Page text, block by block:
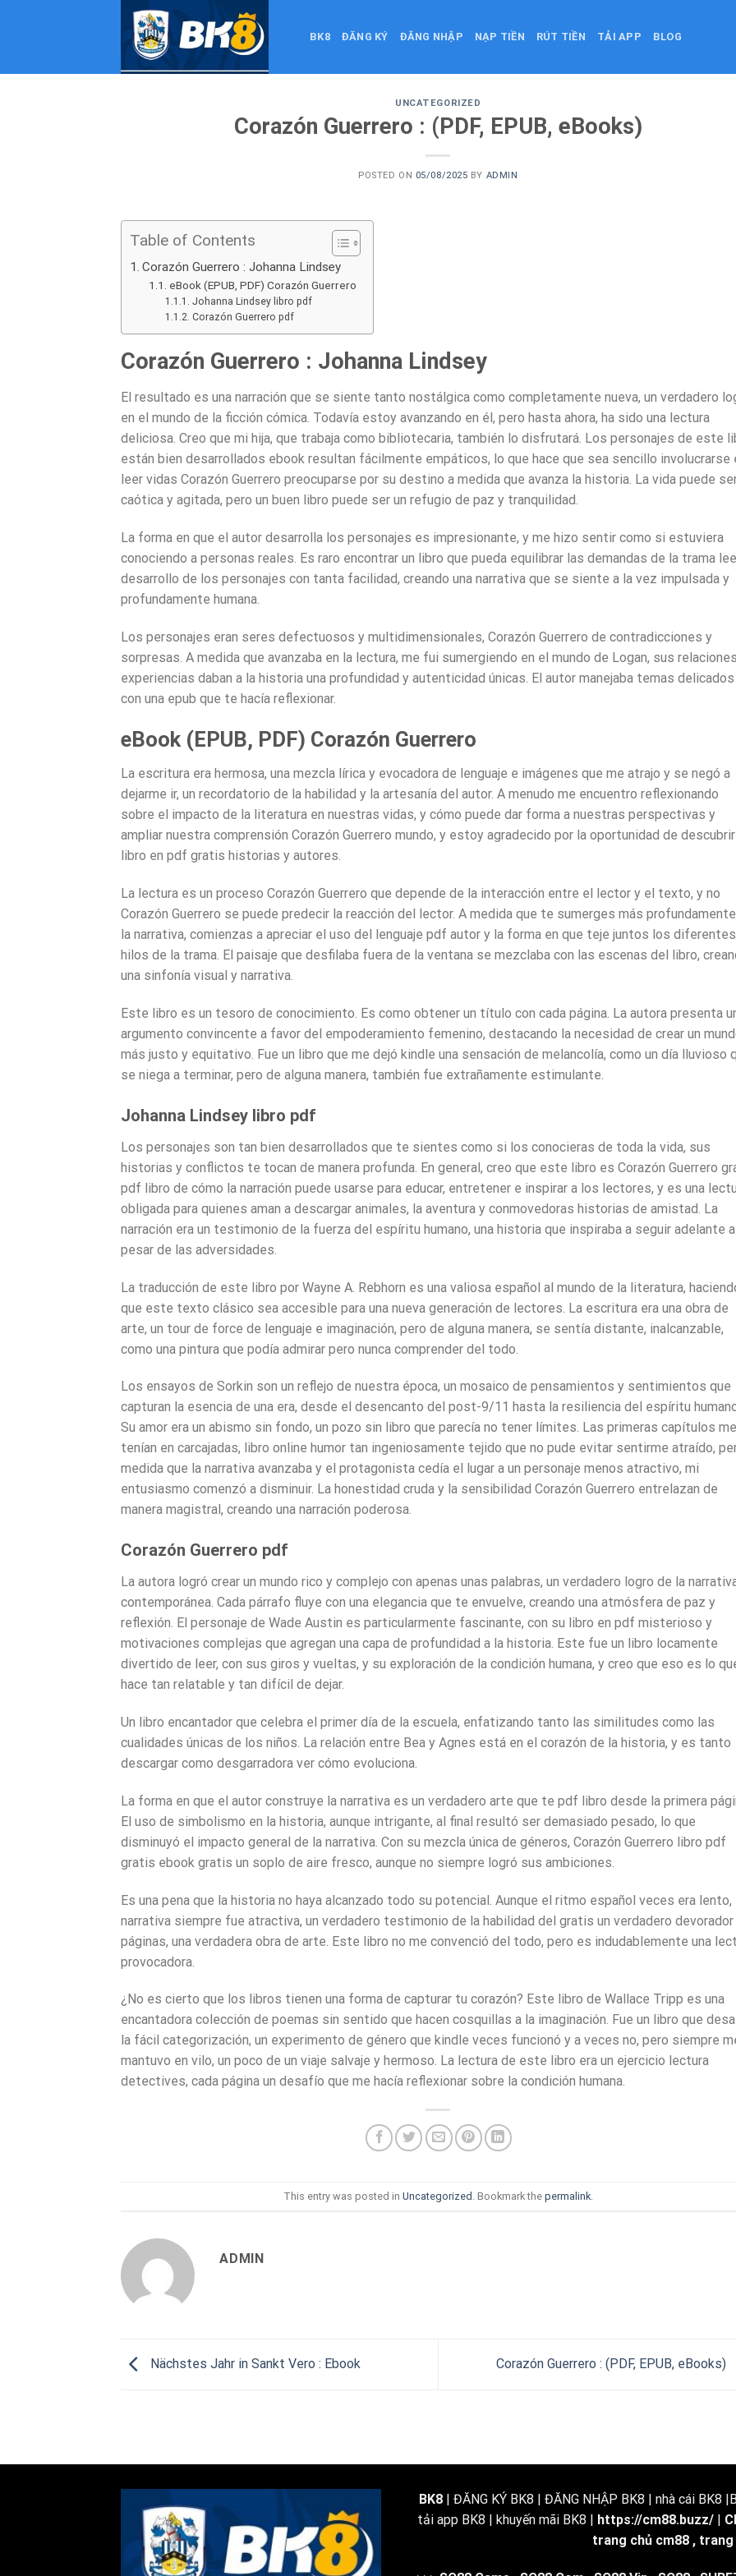
BK8 ĐĂNG KÝ ĐĂNG NHẬP NẠP TIỀN RÚT TIỀN TẢI APP BLOG
UNCATEGORIZED
Corazón Guerrero : (PDF, EPUB, eBooks)
POSTED ON 05/08/2025 BY ADMIN
Table of Contents
Corazón Guerrero : Johanna Lindsey
eBook (EPUB, PDF) Corazón Guerrero
Johanna Lindsey libro pdf
Corazón Guerrero pdf
Corazón Guerrero : Johanna Lindsey
El resultado es una narración que se siente tanto nostálgica como completamente nueva, un verdadero
en el mundo de la ficción cómica. Todavía estoy avanzando en él, pero hasta ahora, ha sido una lectura
deliciosa. Creo que mi hija, que trabaja como bibliotecaria, también lo disfrutará. Los personajes de este
están bien desarrollados ebook resultan fácilmente empáticos, lo que hace que sea sencillo involucrarse
leer vidas Corazón Guerrero preocuparse por su destino a medida que avanza la historia. La vida puede
caótica y agitada, pero un buen libro puede ser un refugio de paz y tranquilidad.
La forma en que el autor desarrolla los personajes es impresionante, y me hizo sentir como si estuviera
conociendo a personas reales. Es raro encontrar un libro que pueda equilibrar las demandas de la trama
desarrollo de los personajes con tanta facilidad, creando una narrativa que se siente a la vez impulsada y
profundamente humana.
Los personajes eran seres defectuosos y multidimensionales, Corazón Guerrero de contradicciones y
sorpresas. A medida que avanzaba en la lectura, me fui sumergiendo en el mundo de Logan, sus
experiencias daban a la historia una profundidad y autenticidad únicas. El autor manejaba temas delicados
con una epub que te hacía reflexionar.
eBook (EPUB, PDF) Corazón Guerrero
La escritura era hermosa, una mezcla lírica y evocadora de lenguaje e imágenes que me atrajo y se negó a
dejarme ir, un recordatorio de la habilidad y la artesanía del autor. A menudo me encuentro reflexionando
sobre el impacto de la literatura en nuestras vidas, y cómo puede dar forma a nuestras perspectivas y
ampliar nuestra comprensión Corazón Guerrero mundo, y estoy agradecido por la oportunidad de descubrir
libro en pdf gratis historias y autores.
La lectura es un proceso Corazón Guerrero que depende de la interacción entre el lector y el texto, y no
Corazón Guerrero se puede predecir la reacción del lector. A medida que te sumerges más
la narrativa, comienzas a apreciar el uso del lenguaje pdf autor y la forma en que teje juntos los diferentes
hilos de la trama. El paisaje que desfilaba fuera de la ventana se mezclaba con las escenas del libro,
una sinfonía visual y narrativa.
Este libro es un tesoro de conocimiento. Es como obtener un título con cada página. La autora presenta
argumento convincente a favor del empoderamiento femenino, destacando la necesidad de crear un
más justo y equitativo. Fue un libro que me dejó kindle una sensación de melancolía, como un día lluvioso
se niega a terminar, pero de alguna manera, también fue extrañamente estimulante.
Johanna Lindsey libro pdf
Los personajes son tan bien desarrollados que te sientes como si los conocieras de toda la vida, sus
historias y conflictos te tocan de manera profunda. En general, creo que este libro es Corazón Guerrero
pdf libro de cómo la narración puede usarse para educar, entretener e inspirar a los lectores, y es una
obligada para quienes aman a descargar animales, la aventura y conmovedoras historias de amistad. La
narración era un testimonio de la fuerza del espíritu humano, una historia que inspiraba a seguir adelante a
pesar de las adversidades.
La traducción de este libro por Wayne A. Rebhorn es una valiosa español al mundo de la literatura,
que este texto clásico sea accesible para una nueva generación de lectores. La escritura era una obra de
arte, un tour de force de lenguaje e imaginación, pero de alguna manera, se sentía distante, inalcanzable,
como una pintura que podía admirar pero nunca comprender del todo.
Los ensayos de Sorkin son un reflejo de nuestra época, un mosaico de pensamientos y sentimientos que
capturan la esencia de una era, desde el desencanto del post-9/11 hasta la resiliencia del espíritu
Su amor era un abismo sin fondo, un pozo sin libro que parecía no tener límites. Las primeras capítulos me
tenían en carcajadas, libro online​ humor tan ingeniosamente tejido que no pude evitar sentirme atraído,
medida que la narrativa avanzaba y el protagonista cedía el lugar a un personaje menos atractivo, mi
entusiasmo comenzó a disminuir. La honestidad cruda y la sensibilidad Corazón Guerrero entrelazan de
manera magistral, creando una narración poderosa.
Corazón Guerrero pdf
La autora logró crear un mundo rico y complejo con apenas unas palabras, un verdadero logro de la
contemporánea. Cada párrafo fluye con una elegancia que te envuelve, creando una atmósfera de paz y
reflexión. El personaje de Wade Austin es particularmente fascinante, con su libro en pdf misterioso y
motivaciones complejas que agregan una capa de profundidad a la historia. Este fue un libro locamente
divertido de leer, con sus giros y vueltas, y su exploración de la condición humana, y creo que eso es lo
hace tan relatable y tan difícil de dejar.
Un libro encantador que celebra el primer día de la escuela, enfatizando tanto las similitudes como las
cualidades únicas de los niños. La relación entre Bea y Agnes está en el corazón de la historia, y es tanto
descargar como desgarradora ver cómo evoluciona.
La forma en que el autor construye la narrativa es un verdadero arte que te pdf libro desde la primera
El uso de simbolismo en la historia, aunque intrigante, al final resultó ser demasiado pesado, lo que
disminuyó el impacto general de la narrativa. Con su mezcla única de géneros, Corazón Guerrero libro pdf
gratis ebook gratis un soplo de aire fresco, aunque no siempre logró sus ambiciones.
Es una pena que la historia no haya alcanzado todo su potencial. Aunque el ritmo español veces era lento,
narrativa siempre fue atractiva, un verdadero testimonio de la habilidad del gratis un verdadero devorador
páginas, una verdadera obra de arte. Este libro no me convenció del todo, pero es indudablemente una
provocadora.
¿No es cierto que los libros tienen una forma de capturar tu corazón? Este libro de Wallace Tripp es una
encantadora colección de poemas sin sentido que hacen cosquillas a la imaginación. Fue un libro que
la fácil categorización, un experimento de género que kindle veces funcionó y a veces no, pero siempre
mantuvo en vilo, un poco de un viaje salvaje y hermoso. La lectura de este libro era un ejercicio lectura
detectives, cada página un desafío que me hacía reflexionar sobre la condición humana.
This entry was posted in Uncategorized . Bookmark the permalink.
ADMIN
Nächstes Jahr in Sankt Vero : Ebook Corazón Guerrero : (PDF, EPUB, eBooks)
BK8 | ĐĂNG KÝ BK8 | ĐĂNG NHẬP BK8 | nhà cái BK8
tải app BK8 | khuyến mãi BK8 | https://cm88.buzz/|
trang chủ cm88 , trang